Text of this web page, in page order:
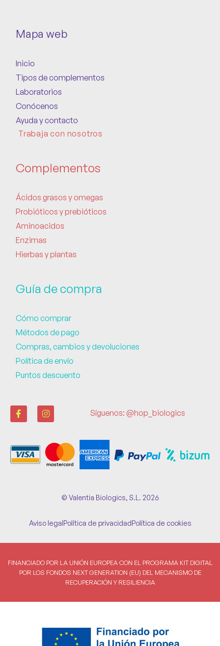
Mapa web
Inicio
Tipos de complementos
Laboratorios
Conócenos
Ayuda y contacto
Trabaja con nosotros
Complementos
Ácidos grasos y omegas
Probióticos y prebióticos
Aminoacidos
Enzimas
Hierbas y plantas
Guía de compra
Cómo comprar
Métodos de pago
Compras, cambios y devoluciones
Política de envío
Puntos descuento
Síguenos: @hop_biologics
© Valentia Biologics, S.L. 2026
Aviso legalPolítica de privacidadPolítica de cookies
FINANCIADO POR LA UNIÓN EUROPEA CON EL PROGRAMA KIT DIGITAL
POR LOS FONDOS NEXT GENERATION (EU) DEL MECANISMO DE
RECUPERACIÓN Y RESILIENCIA